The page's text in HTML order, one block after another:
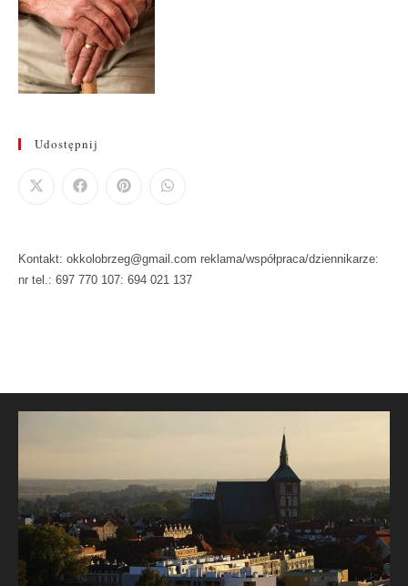
Udostępnij
Kontakt: okkolobrzeg@gmail.com reklama/współpraca/dziennikarze:
nr tel.: 697 770 107: 694 021 137